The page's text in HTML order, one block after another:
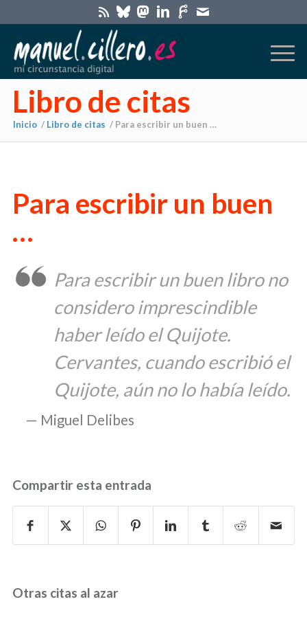
Libro de citas
Inicio / Libro de citas / Para escribir un buen …
Para escribir un buen
…
Miguel Delibes
Para escribir un buen libro no
considero imprescindible
haber leído el Quijote.
Cervantes, cuando escribió el
Quijote, aún no lo había leído.
Compartir esta entrada
Otras citas al azar